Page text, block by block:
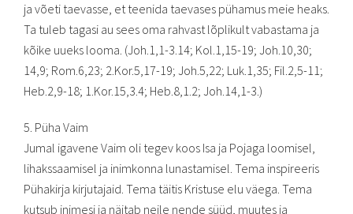
ja võeti taevasse, et teenida taevases pühamus meie heaks.
Ta tuleb tagasi au sees oma rahvast lõplikult vabastama ja
kõike uueks looma. (Joh.1,1-3.14; Kol.1,15-19; Joh.10,30;
14,9; Rom.6,23; 2.Kor.5,17-19; Joh.5,22; Luk.1,35; Fil.2,5-11;
Heb.2,9-18; 1.Kor.15,3.4; Heb.8,1.2; Joh.14,1-3.)
5. Püha Vaim
Jumal igavene Vaim oli tegev koos Isa ja Pojaga loomisel,
lihakssaamisel ja inimkonna lunastamisel. Tema inspireeris
Pühakirja kirjutajaid. Tema täitis Kristuse elu väega. Tema
kutsub inimesi ja näitab neile nende süüd, muutes ja